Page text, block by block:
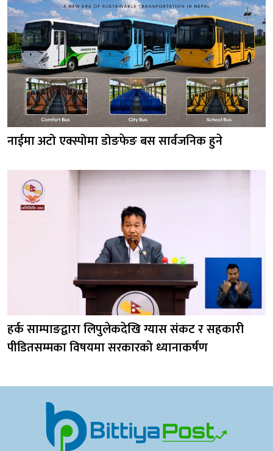
नाईमा अटो एक्स्पोमा डोङफेङ बस सार्वजनिक हुने
हर्क साम्पाङद्वारा लिपुलेकदेखि ग्यास संकट र सहकारी
पीडितसम्मका विषयमा सरकारको ध्यानाकर्षण